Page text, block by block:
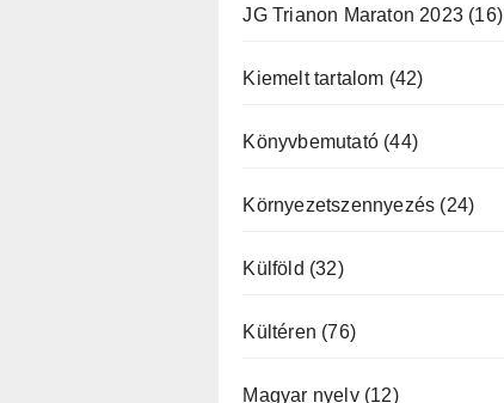
JG Trianon Maraton 2023(16)
Kiemelt tartalom (42)
Könyvbemutató(44)
Környezetszennyezés (24)
Külföld (32)
Kültéren (76)
Magyar nyelv(12)